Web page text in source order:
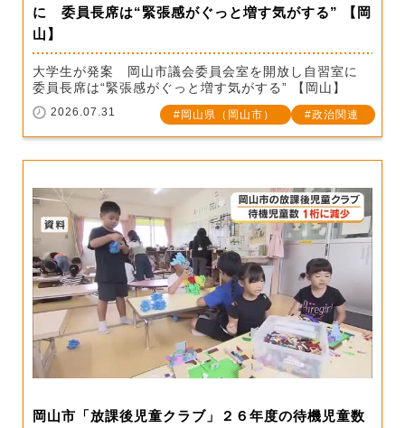
に 委員長席は“緊張感がぐっと増す気がする” 【岡
山】
大学生が発案 岡山市議会委員会室を開放し自習室に
委員長席は“緊張感がぐっと増す気がする” 【岡山】
2026.07.31 岡山県（岡山市） 政治関連
岡山市「放課後児童クラブ」２６年度の待機児童数